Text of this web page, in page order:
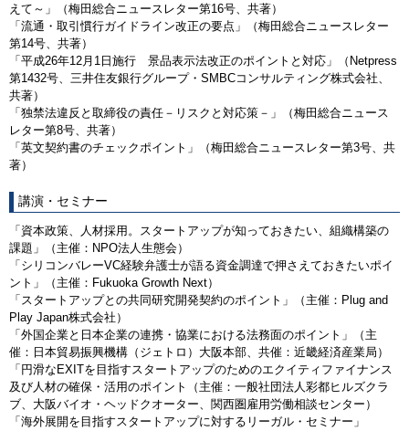
えて～」（梅田総合ニュースレター第16号、共著）
「流通・取引慣行ガイドライン改正の要点」（梅田総合ニュースレター
第14号、共著）
「平成26年12月1日施行 景品表示法改正のポイントと対応」（Netpress
第1432号、三井住友銀行グループ・SMBCコンサルティング株式会社、
共著）
「独禁法違反と取締役の責任－リスクと対応策－」（梅田総合ニュース
レター第8号、共著）
「英文契約書のチェックポイント」（梅田総合ニュースレター第3号、共
著）
講演・セミナー
「資本政策、人材採用。スタートアップが知っておきたい、組織構築の
課題」（主催：NPO法人生態会）
「シリコンバレーVC経験弁護士が語る資金調達で押さえておきたいポイ
ント」（主催：Fukuoka Growth Next）
「スタートアップとの共同研究開発契約のポイント」（主催：Plug and
Play Japan株式会社）
「外国企業と日本企業の連携・協業における法務面のポイント」（主
催：日本貿易振興機構（ジェトロ）大阪本部、共催：近畿経済産業局）
「円滑なEXITを目指すスタートアップのためのエクイティファイナンス
及び人材の確保・活用のポイント（主催：一般社団法人彩都ヒルズクラ
ブ、大阪バイオ・ヘッドクオーター、関西圏雇用労働相談センター）
「海外展開を目指すスタートアップに対するリーガル・セミナー」